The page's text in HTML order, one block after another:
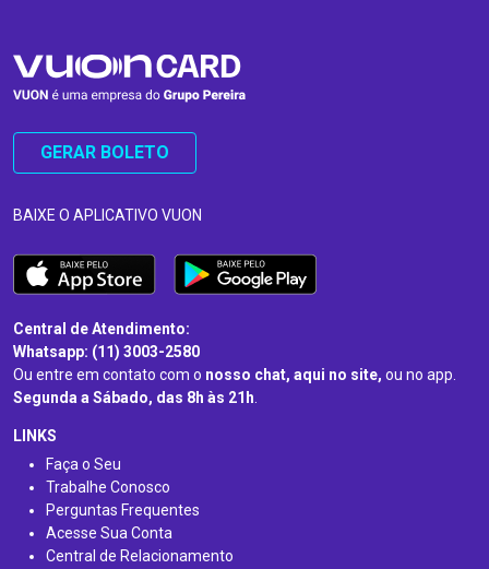
GERAR BOLETO
BAIXE O APLICATIVO VUON
Central de Atendimento:
Whatsapp: (11) 3003-2580
Ou entre em contato com o nosso chat, aqui no site, ou no app.
Segunda a Sábado, das 8h às 21h.
LINKS
Faça o Seu
Trabalhe Conosco
Perguntas Frequentes
Acesse Sua Conta
Central de Relacionamento